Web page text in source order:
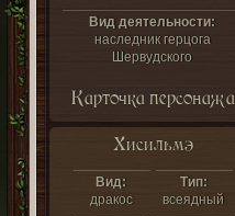
Вид деятельности:
наследник герцога
Шервудского
Карточка персонажа
Хисильмэ
Вид:
дракос
Тип:
всеядный